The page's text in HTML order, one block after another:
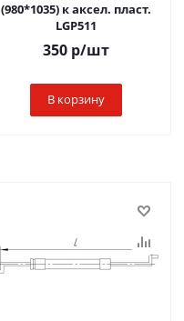
(980*1035) к аксел. пласт.
LGP511
350 р/шт
В корзину